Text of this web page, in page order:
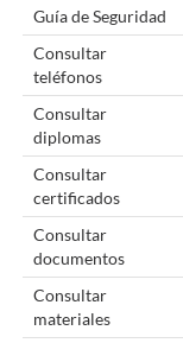
Guía de Seguridad
Consultar
teléfonos
Consultar
diplomas
Consultar
certificados
Consultar
documentos
Consultar
materiales